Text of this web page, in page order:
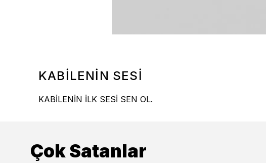
KABİLENİN SESİ
KABİLENİN İLK SESİ SEN OL.
Çok Satanlar